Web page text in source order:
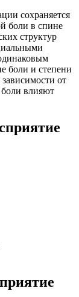
сохраняется
боли в спине
структур
боли и степени
от
боли влияют